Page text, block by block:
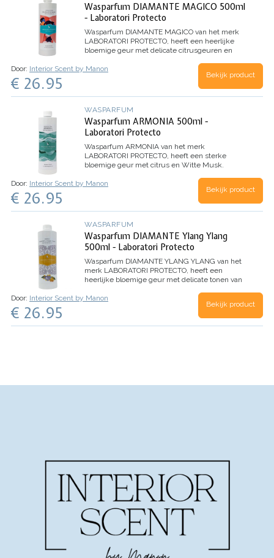
Wasparfum DIAMANTE MAGICO 500ml
- Laboratori Protecto
Wasparfum DIAMANTE MAGICO van het merk
LABORATORI PROTECTO, heeft een heerlijke
bloemige geur met delicate citrusgeuren en
wasparfum, evolueert het parfum beter en
Inhoud 500ml
Door: Interior Scent by Manon
€ 26.95 Bekijk product
WASPARFUM
Wasparfum ARMONIA 500ml -
Laboratori Protecto
Wasparfum ARMONIA van het merk
LABORATORI PROTECTO, heeft een sterke
bloemige geur met citrus en Witte Musk.
evolueert het parfum beter en behoudt het de
Inhoud 500ml (voor 100
Door: Interior Scent by Manon
€ 26.95 Bekijk product
WASPARFUM
Wasparfum DIAMANTE Ylang Ylang
500ml - Laboratori Protecto
Wasparfum DIAMANTE YLANG YLANG van het
merk LABORATORI PROTECTO, heeft een
heerlijke bloemige geur met delicate tonen van
Dennen
HART: Jasmijn, Lelie, Roos
Inhoud 500ml
Door: Interior Scent by Manon
€ 26.95 Bekijk product